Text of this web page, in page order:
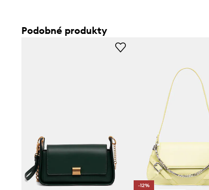
Podobné produkty
-12%